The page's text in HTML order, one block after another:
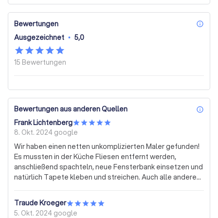
Bewertungen
Ausgezeichnet • 5,0
15 Bewertungen
Bewertungen aus anderen Quellen
Frank Lichtenberg
8. Okt. 2024 google
Wir haben einen netten unkomplizierten Maler gefunden!
Es mussten in der Küche Fliesen entfernt werden,
anschließend spachteln, neue Fensterbank einsetzen und
natürlich Tapete kleben und streichen. Auch alle anderen
Die Arbeiten wurden zu unserer vollsten Zufriedenheit
erledigt mit einem netten und zuvorkommenden Team.
Traude Kroeger
5. Okt. 2024 google